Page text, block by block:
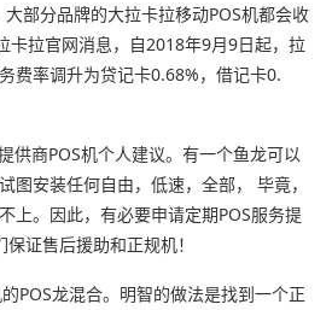
部分品牌的大拉卡拉移动POS机都会收
卡拉官网消息，自2018年9月9日起，拉
费率调升为贷记卡0.68%，借记卡0.
供商POS机个人建议。有一个鱼龙可以
图安装任何自由，低速，全部， 毕竟，
上。因此，有必要申请定期POS服务提
证售后援助和正规机！
POS龙混合。明智的做法是找到一个正